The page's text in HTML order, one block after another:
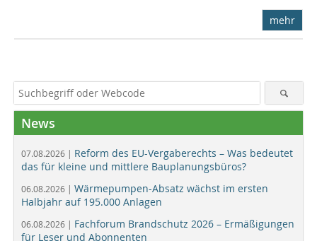
mehr
News
07.08.2026 | Reform des EU-Vergaberechts – Was bedeutet
das für kleine und mittlere Bauplanungsbüros?
06.08.2026 | Wärmepumpen-Absatz wächst im ersten
Halbjahr auf 195.000 Anlagen
06.08.2026 | Fachforum Brandschutz 2026 – Ermäßigungen
für Leser und Abonnenten